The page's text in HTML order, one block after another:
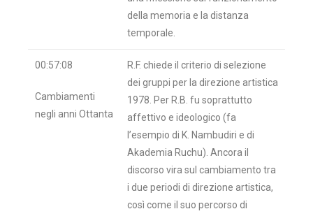
della memoria e la distanza
temporale.
00:57:08
Cambiamenti
negli anni Ottanta
R.F. chiede il criterio di selezione
dei gruppi per la direzione artistica
1978. Per R.B. fu soprattutto
affettivo e ideologico (fa
l’esempio di K. Nambudiri e di
Akademia Ruchu). Ancora il
discorso vira sul cambiamento tra
i due periodi di direzione artistica,
così come il suo percorso di